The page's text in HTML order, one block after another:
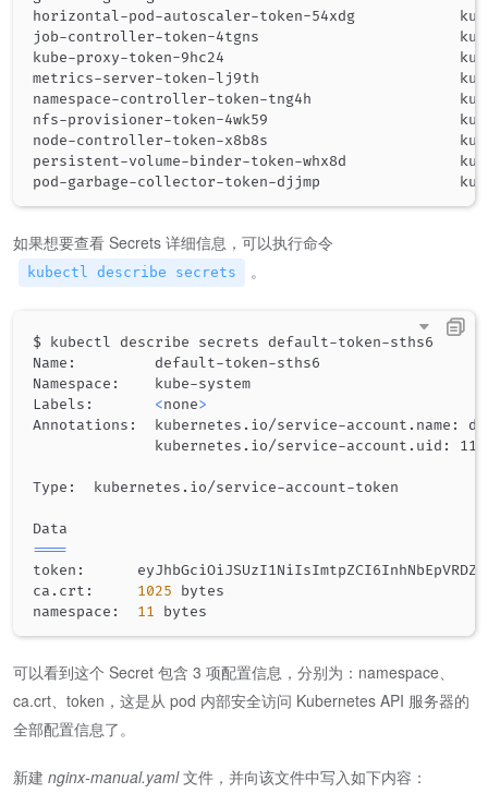
horizontal-pod-autoscaler-token-54xdg
job-controller-token-4tgns
kube-proxy-token-9hc24
metrics-server-token-lj9th
namespace-controller-token-tng4h
nfs-provisioner-token-4wk59
node-controller-token-x8b8s
persistent-volume-binder-token-whx8d
pod-garbage-collector-token-djjmp
如果想要查看 Secrets 详细信息，可以执行命令
kubectl describe secrets 。
$ kubectl describe secrets default-token-sths6
Name:         default-token-sths6
Namespace:    kube-system
Labels: <none>
Annotations:  kubernetes.io/service-account.name:
kubernetes.io/service-account.uid:
Type:  kubernetes.io/service-account-token
====
token:
ca.crt: 1025 bytes
namespace: 11
可以看到这个 Secret 包含 3 项配置信息，分别为：namespace、
ca.crt、token，这是从 pod 内部安全访问 Kubernetes API 服务器的
全部配置信息了。
新建 nginx-manual.yaml文件，并向该文件中写入如下内容：